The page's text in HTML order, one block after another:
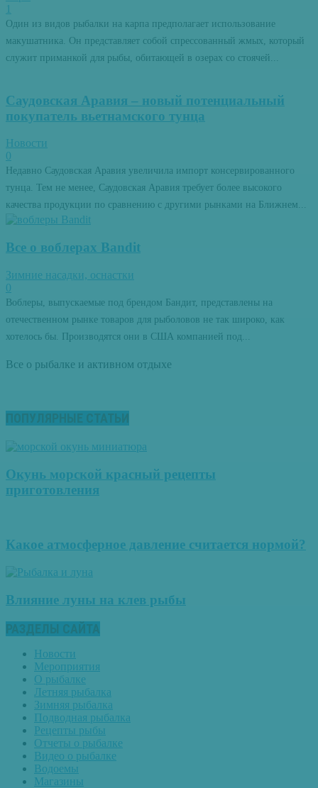
1
Один из видов рыбалки на карпа предполагает использование
макушатника. Он представляет собой спрессованный жмых, который
служит приманкой для рыбы, обитающей в озерах со стоячей...
Саудовская Аравия – новый потенциальный
покупатель вьетнамского тунца
Новости
0
Недавно Саудовская Аравия увеличила импорт консервированного
тунца. Тем не менее, Саудовская Аравия требует более высокого
качества продукции по сравнению с другими рынками на Ближнем...
Все о воблерах Bandit
Зимние насадки, оснастки
0
Воблеры, выпускаемые под брендом Бандит, представлены на
отечественном рынке товаров для рыболовов не так широко, как
хотелось бы. Производятся они в США компанией под...
Все о рыбалке и активном отдыхе
ПОПУЛЯРНЫЕ СТАТЬИ
Окунь морской красный рецепты
приготовления
Какое атмосферное давление считается нормой?
Влияние луны на клев рыбы
РАЗДЕЛЫ САЙТА
Новости
Мероприятия
О рыбалке
Летняя рыбалка
Зимняя рыбалка
Подводная рыбалка
Рецепты рыбы
Отчеты о рыбалке
Видео о рыбалке
Водоемы
Магазины